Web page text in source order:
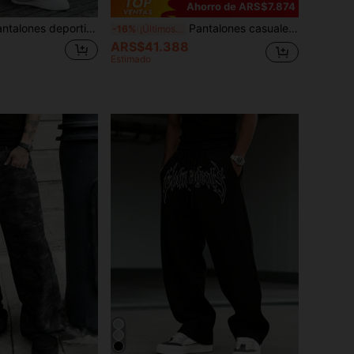
de hombre de unicolor con cintura con cordón y bolsillos, pantalones largos deportivos de tela de punto de corte holgado y casual
Ahorro de ARS$7.874
-16% ¡Últimos 2 días Pantalones casuales con bolsillos, versátiles para uso diario para hombres
ARS$41.388
Estimado